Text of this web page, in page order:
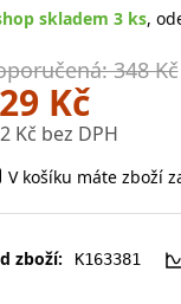
skladem 3 ks,
348 Kč
Kč
Kč bez DPH
V košíku máte zboží
zboží: K163381